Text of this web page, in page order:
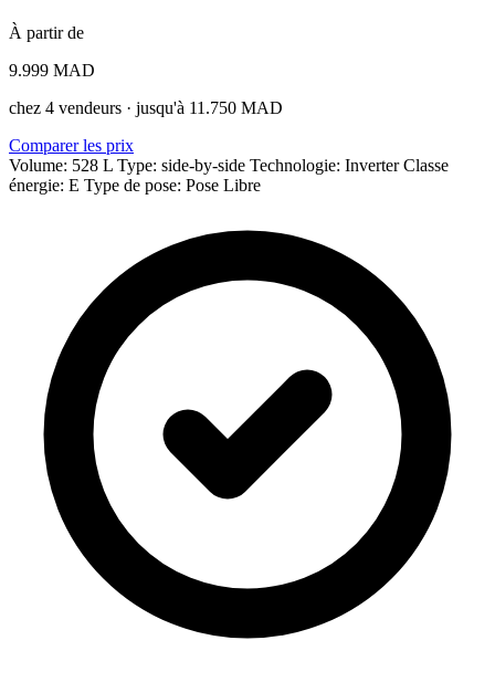
À partir de
9.999 MAD
chez 4 vendeurs · jusqu'à 11.750 MAD
Comparer les prix
Volume: 528 L Type: side-by-side Technologie: InverterClasse
énergie: E Type de pose: Pose Libre